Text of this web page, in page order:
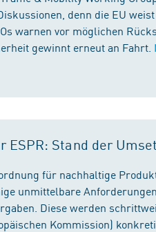
denn die EU
warnen vor möglichen
gewinnt erneut an Fahrt.
Stand der
für nachhaltige
unmittelbare
Diese werden
Kommission)